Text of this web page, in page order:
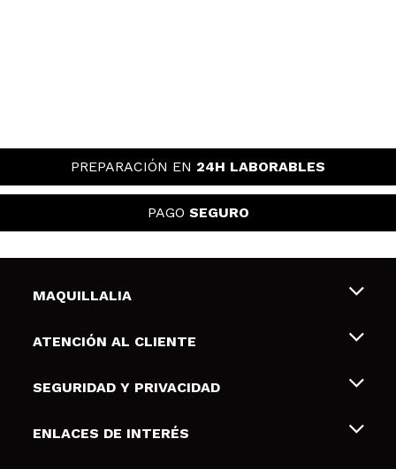
PREPARACIÓN EN 24H LABORABLES
PAGO SEGURO
MAQUILLALIA
Sobre nosotros
Tarjetas de Regalo
ATENCIÓN AL CLIENTE
Envíos y devoluciones
Formas de pago
SEGURIDAD Y PRIVACIDAD
Terminos y condiciones de uso
ENLACES DE INTERÉS